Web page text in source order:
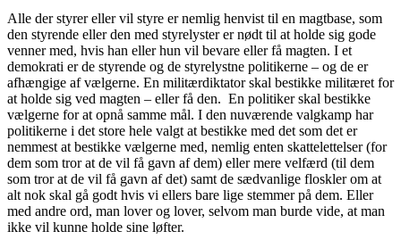
Alle der styrer eller vil styre er nemlig henvist til en magtbase, som
den styrende eller den med styrelyster er nødt til at holde sig gode
venner med, hvis han eller hun vil bevare eller få magten. I et
demokrati er de styrende og de styrelystne politikerne – og de er
afhængige af vælgerne. En militærdiktator skal bestikke militæret for
at holde sig ved magten – eller få den. En politiker skal bestikke
vælgerne for at opnå samme mål. I den nuværende valgkamp har
politikerne i det store hele valgt at bestikke med det som det er
nemmest at bestikke vælgerne med, nemlig enten skattelettelser (for
dem som tror at de vil få gavn af dem) eller mere velfærd (til dem
som tror at de vil få gavn af det) samt de sædvanlige floskler om at
alt nok skal gå godt hvis vi ellers bare lige stemmer på dem. Eller
med andre ord, man lover og lover, selvom man burde vide, at man
ikke vil kunne holde sine løfter.